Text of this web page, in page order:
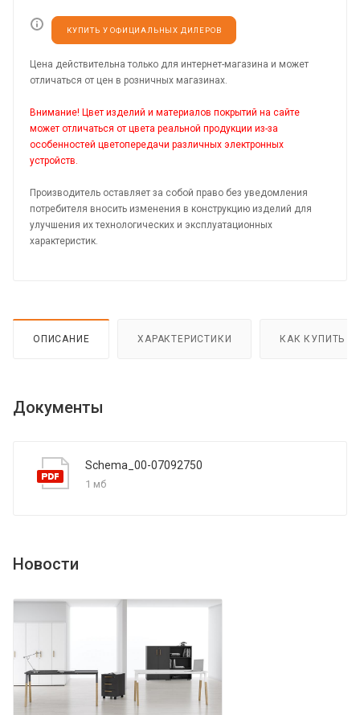
КУПИТЬ У ОФИЦИАЛЬНЫХ ДИЛЕРОВ
Цена действительна только для интернет-магазина и может
отличаться от цен в розничных магазинах.
Внимание! Цвет изделий и материалов покрытий на сайте
может отличаться от цвета реальной продукции из-за
особенностей цветопередачи различных электронных
устройств.
Производитель оставляет за собой право без уведомления
потребителя вносить изменения в конструкцию изделий для
улучшения их технологических и эксплуатационных
характеристик.
ОПИСАНИЕ ХАРАКТЕРИСТИКИ КАК КУПИТЬ
Документы
Schema_00-07092750
1 мб
Новости